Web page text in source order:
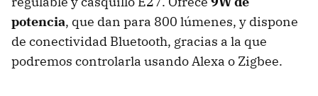
potencia, que dan para 800 lúmenes, y dispone
de conectividad Bluetooth, gracias a la que
podremos controlarla usando Alexa o Zigbee.